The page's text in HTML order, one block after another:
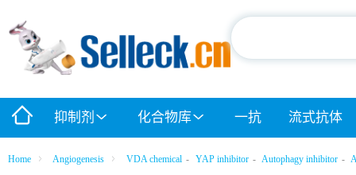
抑制剂 化合物库 一抗 流式抗体
Home Angiogenesis VDA chemical - YAP inhibitor - Autophagy inhibitor -